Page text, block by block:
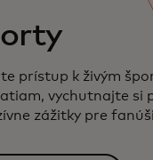
prístup k živým
vychutnajte si
zážitky pre